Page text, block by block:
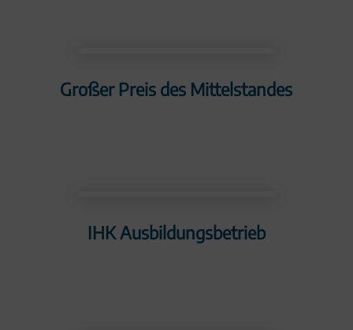
Großer Preis des Mittelstandes
IHK Ausbildungsbetrieb